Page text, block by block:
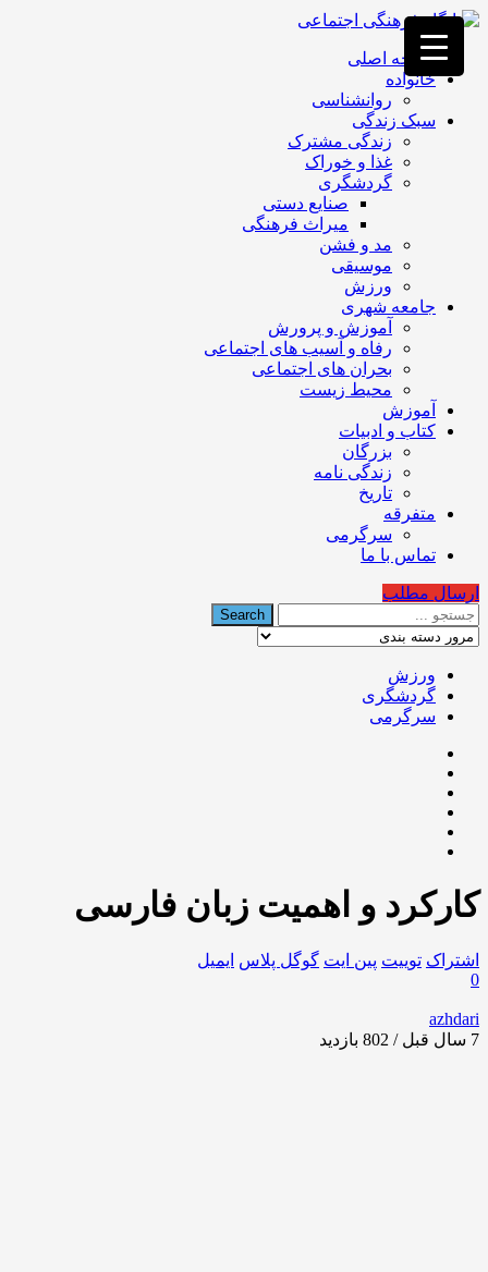
فصد
خون
غرب
تهران
خشکشویی
تصفیه
تهران
صفحه اصلی
خانواده
روانشناسی
سبک زندگی
زندگی مشترک
غذا و خوراک
گردشگری
صنایع دستی
میراث فرهنگی
مد و فشن
موسیقی
ورزش
جامعه شهری
آموزش و پرورش
رفاه و آسیب های اجتماعی
بحران های اجتماعی
محیط زیست
آموزش
کتاب و ادبیات
بزرگان
زندگی نامه
تاریخ
متفرقه
سرگرمی
تماس با ما
ارسال مطلب
ورزش
گردشگری
سرگرمی
کارکرد و اهمیت زبان فارسی
اشتراک توییت پین ایت گوگل‌ پلاس ایمیل
0
azhdari
7 سال قبل / 802
بازدید